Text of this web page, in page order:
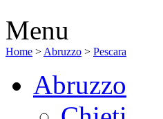
Menu
Home > Abruzzo > Pescara
Abruzzo